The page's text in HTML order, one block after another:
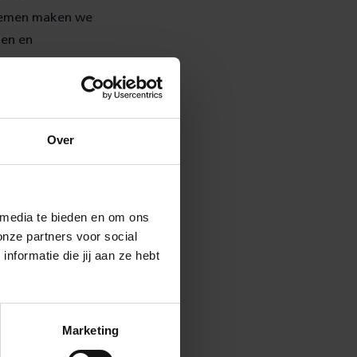
Over
te bieden en om ons
partners voor social
die jij aan ze hebt
Marketing
maken we
en
niet
het traject
in het land.
de treinen
de